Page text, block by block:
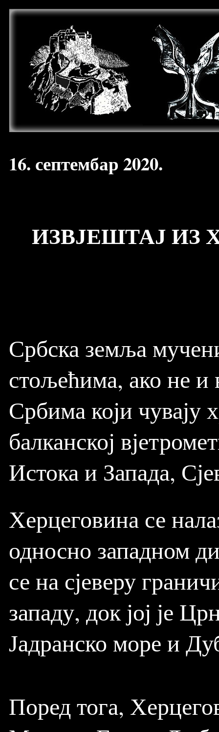
16. септембар 2020.
ИЗВЈЕШТАЈ ИЗ
Србска земља
стољећима, ако не
Србима који чувају
балканској
Истока и Запада,
Херцеговина се
односно западном
се на сјеверу
западу, док јој је
Јадранско море и
Поред тога,